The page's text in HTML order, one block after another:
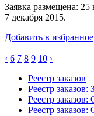
Заявка размещена:
7 декабря 2015.
Добавить в избранное
‹ 6 7 8 9 10 ›
Реестр заказов
Реестр
Реестр
Реестр